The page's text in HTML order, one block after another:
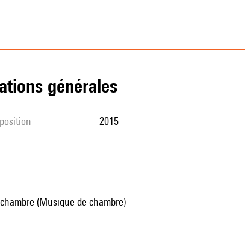
générales
2015
(Musique de chambre)